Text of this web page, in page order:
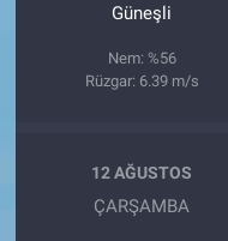
Güneşli
Nem: %56
Rüzgar: 6.39 m/s
12 AĞUSTOS
ÇARŞAMBA